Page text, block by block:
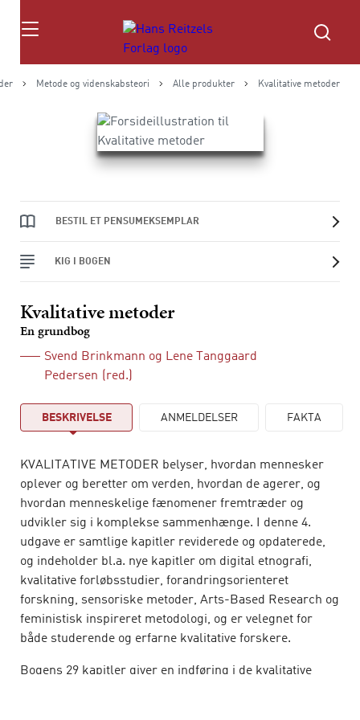
Søg
Metode og videnskabsteori Alle produkter Kvalitative metoder
BESTIL ET PENSUMEKSEMPLAR
KIG I BOGEN
Kvalitative metoder
En grundbog
Svend Brinkmann og Lene Tanggaard
Pedersen
(red.)
BESKRIVELSE ANMELDELSER FAKTA
KVALITATIVE METODER belyser, hvordan mennesker
oplever og beretter om verden, hvordan de agerer, og
hvordan menneskelige fænomener fremtræder og
udvikler sig i komplekse sammenhænge. I denne 4.
udgave er samtlige kapitler reviderede og opdaterede,
og indeholder bl.a. nye kapitler om digital etnografi,
kvalitative forløbsstudier, forandringsorienteret
forskning, sensoriske metoder, Arts-Based Research og
feministisk inspireret metodologi, og er velegnet for
både studerende og erfarne kvalitative forskere.
Bogens 29 kapitler giver en indføring i de kvalitative